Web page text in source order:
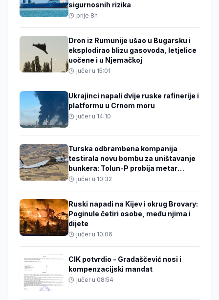
sigurnosnih rizika
prije 8h
Dron iz Rumunije ušao u Bugarsku i
eksplodirao blizu gasovoda, letjelice
uočene i u Njemačkoj
jučer u 15:01
Ukrajinci napali dvije ruske rafinerije i
platformu u Crnom moru
jučer u 14:10
Turska odbrambena kompanija
testirala novu bombu za uništavanje
bunkera: Tolun-P probija metar
armiranog betona
jučer u 10:32
Ruski napadi na Kijev i okrug Brovary:
Poginule četiri osobe, među njima i
dijete
jučer u 10:06
CIK potvrdio - Gradaščević nosi i
kompenzacijski mandat
jučer u 08:54